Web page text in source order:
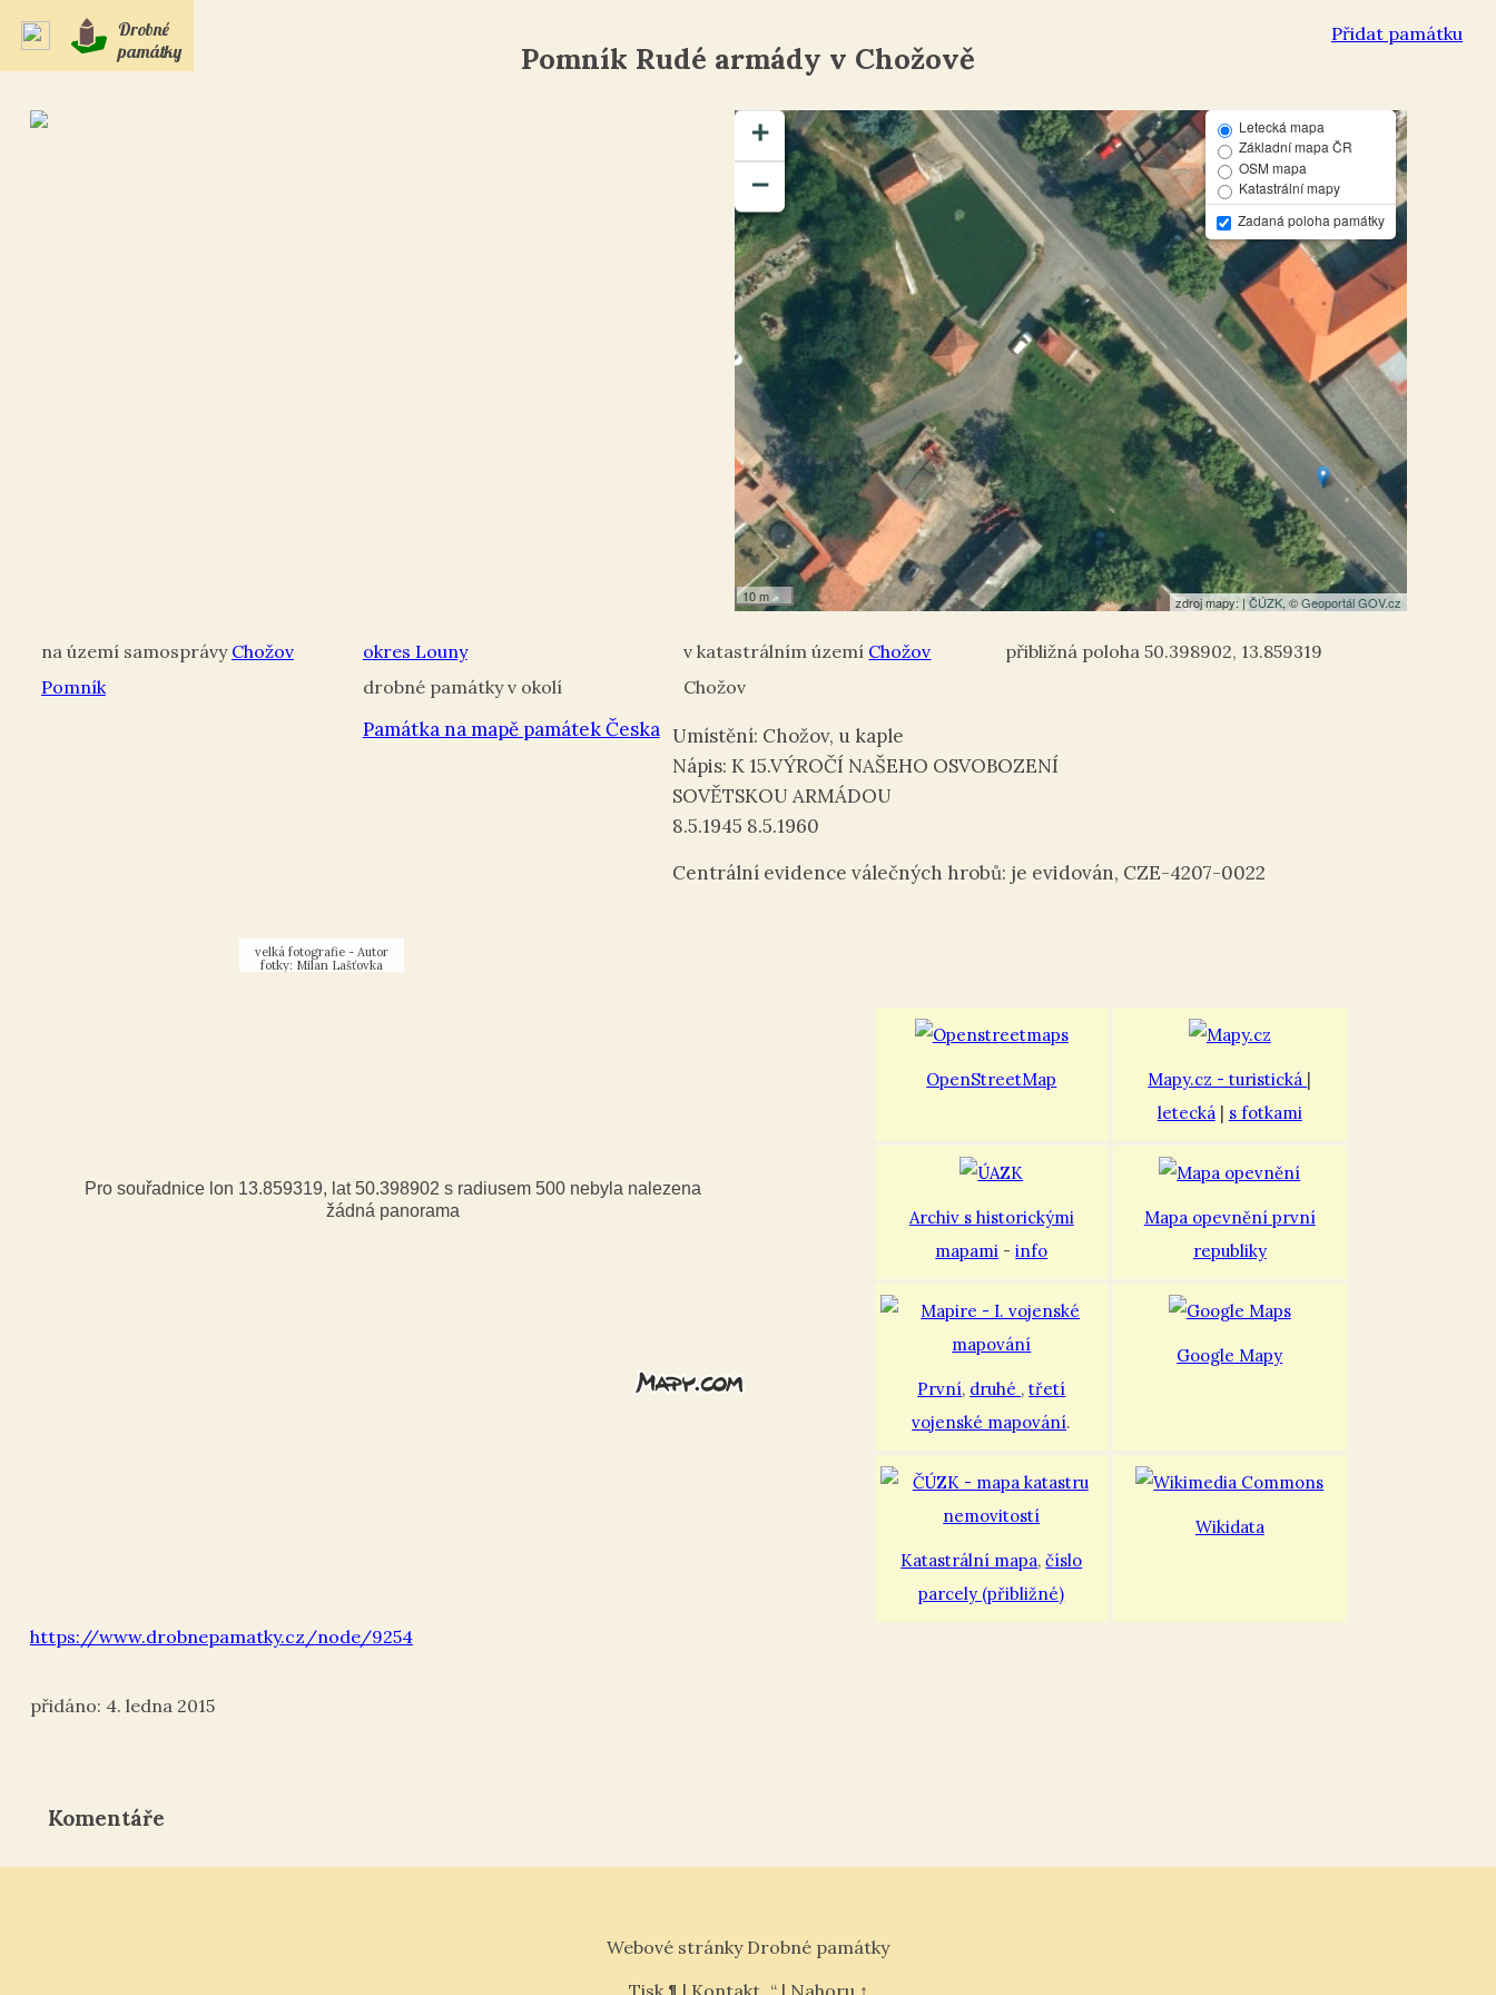
Přidat památku
Drobné
památky
Pomník Rudé armády v Chožově
+
−
Letecká mapa
Základní mapa ČR
OSM mapa
Katastrální mapy
Zadaná poloha památky
10 m zdroj mapy: |ČÚZK, ©Geoportál GOV.cz
Chožov okres Louny Chožov 50.398902, 13.859319
Pomník
Památka na mapě památek Česka
Chožov
Umístění: Chožov, u kaple
Nápis: K 15.VÝROČÍ NAŠEHO OSVOBOZENÍ
SOVĚTSKOU ARMÁDOU
8.5.1945 8.5.1960
Centrální evidence válečných hrobů: je evidován, CZE-4207-0022
Autor
fotky: Milan Lašťovka
Pro souřadnice lon 13.859319, lat 50.398902 s radiusem 500 nebyla nalezena
žádná panorama
OpenStreetMap Mapy.cz - turistická |
letecká| s fotkami
Archiv s historickými
mapami -info
Mapa opevnění první
republiky
První, druhé ,třetí
vojenské mapování.
Google Mapy
Katastrální mapa,číslo
parcely (přibližné)
Wikidata
https://www.drobnepamatky.cz/node/9254
4. ledna 2015
Komentáře
Webové stránky Drobné památky
Tisk ¶ | Kontakt „“| Nahoru ↑